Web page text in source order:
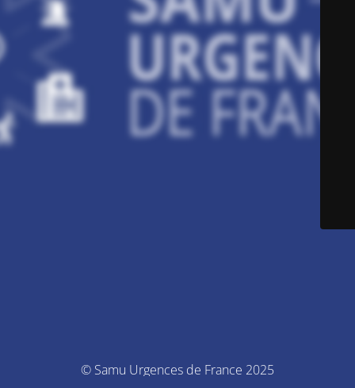
© Samu Urgences de France 2025